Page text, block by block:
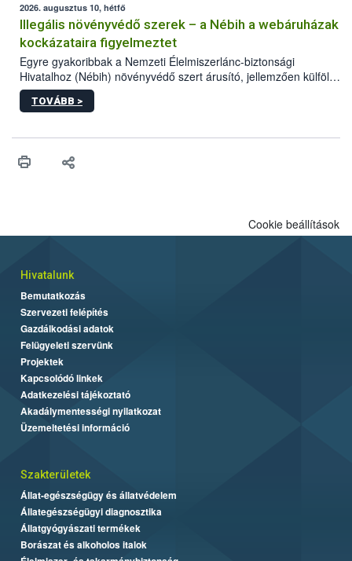
terjedésének megakadályozása érdekében. A sertéstartók
számára kiemelten fontos a járványvédelmi előírások szigorú
betartása.
2026. augusztus 10, hétfő
Illegális növényvédő szerek – a Nébih a webáruházak
kockázataira figyelmeztet
Egyre gyakoribbak a Nemzeti Élelmiszerlánc-biztonsági
Hivatalhoz (Nébih) növényvédő szert árusító, jellemzően külföldi
honlapok kapcsán érkező bejelentések. Emellett az ilyen
termékeket kínáló kéretlen online reklámok mennyisége is
összegyűjtötte az illegális növényvédő szerek kapcsán
vásárlás kockázatait.
TOVÁBB >
Cookie beállítások
Hivatalunk
Bemutatkozás
Szervezeti felépítés
Gazdálkodási adatok
Felügyeleti szervünk
Projektek
Kapcsolódó linkek
Adatkezelési tájékoztató
Akadálymentességi nyilatkozat
Üzemeltetési információ
Szakterületek
Állat-egészségügy és állatvédelem
Állategészségügyi diagnosztika
Állatgyógyászati termékek
Borászat és alkoholos italok